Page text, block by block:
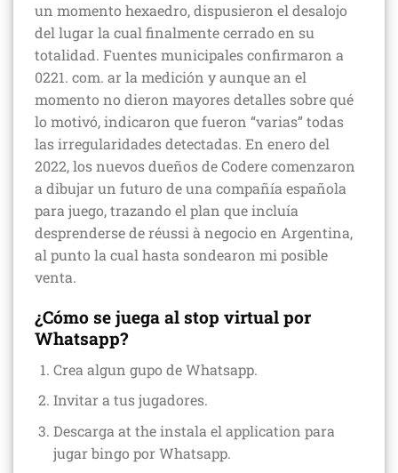
un momento hexaedro, dispusieron el desalojo
del lugar la cual finalmente cerrado en su
totalidad. Fuentes municipales confirmaron a
0221. com. ar la medición y aunque an el
momento no dieron mayores detalles sobre qué
lo motivó, indicaron que fueron “varias” todas
las irregularidades detectadas. En enero del
2022, los nuevos dueños de Codere comenzaron
a dibujar un futuro de una compañía española
para juego, trazando el plan que incluía
desprenderse de réussi à negocio en Argentina,
al punto la cual hasta sondearon mi posible
venta.
¿Cómo se juega al stop virtual por
Whatsapp?
Crea algun gupo de Whatsapp.
Invitar a tus jugadores.
Descarga at the instala el application para
jugar bingo por Whatsapp.